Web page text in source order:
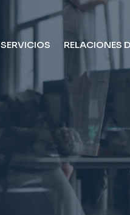
SERVICIOS RELACIONES